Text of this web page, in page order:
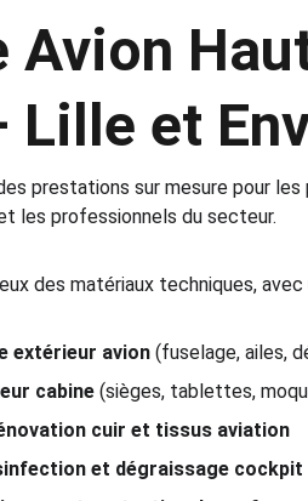
Lille et
prestations sur mesure pour les
les professionnels du secteur.
des matériaux techniques,
extérieur avion (fuselage, ailes,
cabine (sièges, tablettes,
cuir et tissus aviation
et dégraissage cockpit